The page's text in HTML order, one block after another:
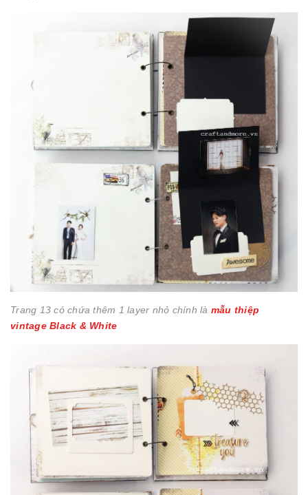
Trang 13 có chứa thêm 1 layer nhỏ chính là mẫu thiệp
vintage Black & White